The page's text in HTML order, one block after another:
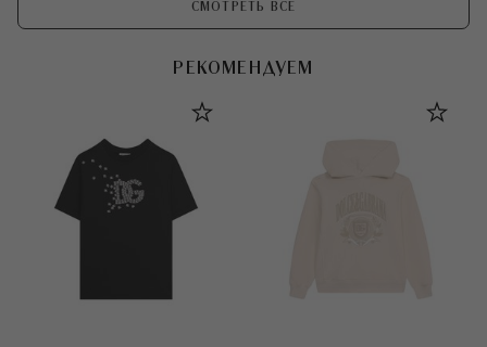
СМОТРЕТЬ ВСЕ
РЕКОМЕНДУЕМ